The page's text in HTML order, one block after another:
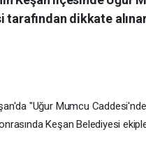
dikkate
"Uğur Mumcu
Keşan Belediyesi